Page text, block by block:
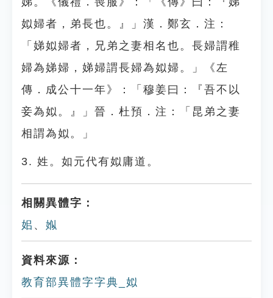
姒婦者，弟長也。』」漢．鄭玄．注：
「娣姒婦者，兄弟之妻相名也。長婦謂稚
婦為娣婦，娣婦謂長婦為姒婦。」《左
傳．成公十一年》：「穆姜曰：『吾不以
妾為姒。』」晉．杜預．注：「昆弟之妻
相謂為姒。」
3. 姓。如元代有姒庸道。
相關異體字：
㚶 、 娰
資料來源：
教育部異體字字典_姒